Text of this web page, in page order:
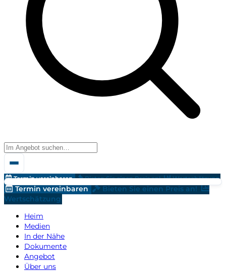
Termin vereinbaren Bieten Sie einen Preis an! Wertschätzung
Termin vereinbaren
Bieten Sie einen Preis an!
Wertschätzung
Heim
Medien
In der Nähe
Dokumente
Angebot
Über uns